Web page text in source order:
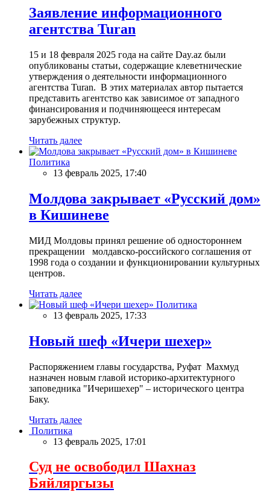
Заявление информационного
агентства Turan
15 и 18 февраля 2025 года на сайте Day.az были
опубликованы статьи, содержащие клеветнические
утверждения о деятельности информационного
агентства Turan. В этих материалах автор пытается
представить агентство как зависимое от западного
финансирования и подчиняющееся интересам
зарубежных структур.
Читать далее
Политика
13 февраль 2025, 17:40
Молдова закрывает «Русский дом»
в Кишиневе
МИД Молдовы принял решение об одностороннем
прекращении молдавско-российского соглашения от
1998 года о создании и функционировании культурных
центров.
Читать далее
Политика
13 февраль 2025, 17:33
Новый шеф «Ичери шехер»
Распоряжением главы государства, Руфат Махмуд
назначен новым главой историко-архитектурного
заповедника "Ичеришехер" – исторического центра
Баку.
Читать далее
Политика
13 февраль 2025, 17:01
Суд не освободил Шахназ
Бяйляргызы